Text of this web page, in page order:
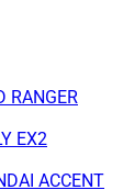
RANGER
EX2
ACCENT